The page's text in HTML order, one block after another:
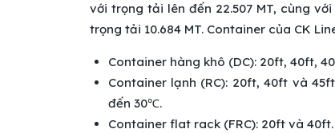
với trọng tải lên đến 22.507 MT, cùng
trọng tải 10.684 MT. Container của CK
Container hàng khô (DC): 20ft, 40ft,
Container lạnh (RC): 20ft, 40ft và
đến 30℃.
Container flat rack (FRC): 20ft và 40ft.